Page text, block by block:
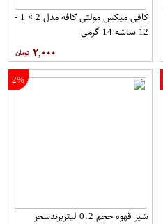
کافی میکس مولتی کافه مدل 2 × 1 -
12 ساشه 14 گرمی
۲,۰۰۰
2%
شیر قهوه حجم 0.2 لیتربرندسحر